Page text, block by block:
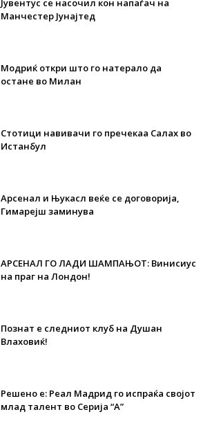
Јувентус се насочил кон напаѓач на
Манчестер Јунајтед
Модриќ откри што го натерало да
остане во Милан
Стотици навивачи го пречекаа Салах во
Истанбул
Арсенал и Њукасл веќе се договорија,
Гимарејш заминува
АРСЕНАЛ ГО ЛАДИ ШАМПАЊОТ: Винисиус
на праг на Лондон!
Познат е следниот клуб на Душан
Влаховиќ!
Решено е: Реал Мадрид го испраќа својот
млад талент во Серија “А”